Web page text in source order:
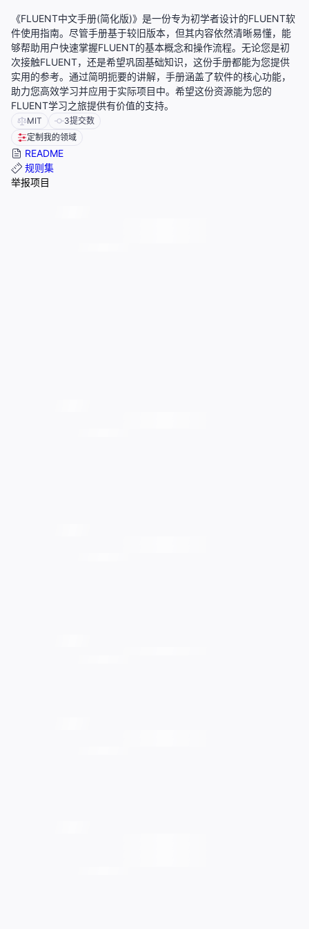
《FLUENT中文手册(简化版)》是一份专为初学者设计的FLUENT软
件使用指南。尽管手册基于较旧版本，但其内容依然清晰易懂，能
够帮助用户快速掌握FLUENT的基本概念和操作流程。无论您是初
次接触FLUENT，还是希望巩固基础知识，这份手册都能为您提供
实用的参考。通过简明扼要的讲解，手册涵盖了软件的核心功能，
助力您高效学习并应用于实际项目中。希望这份资源能为您的
FLUENT学习之旅提供有价值的支持。
MIT 3提交数
定制我的领域
README
规则集
举报项目